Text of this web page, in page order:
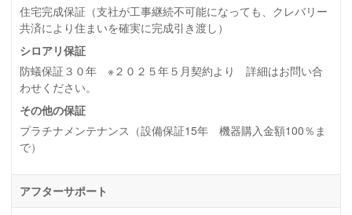
住宅完成保証（支社が工事継続不可能になっても、クレバリー
共済により住まいを確実に完成引き渡し）
シロアリ保証
防蟻保証３０年 ※２０２５年５月契約より 詳細はお問い合
わせください。
その他の保証
プラチナメンテナンス（設備保証15年 機器購入金額100％ま
で）
アフターサポート